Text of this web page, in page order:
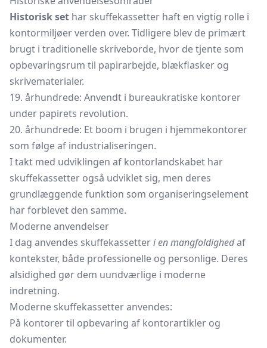
Historisk set har skuffekassetter haft en vigtig rolle i
kontormiljøer verden over. Tidligere blev de primært
brugt i traditionelle skriveborde, hvor de tjente som
opbevaringsrum til papirarbejde, blækflasker og
skrivematerialer.
19. århundrede: Anvendt i bureaukratiske kontorer
under papirets revolution.
20. århundrede: Et boom i brugen i hjemmekontorer
som følge af industrialiseringen.
I takt med udviklingen af kontorlandskabet har
skuffekassetter også udviklet sig, men deres
grundlæggende funktion som organiseringselement
har forblevet den samme.
Moderne anvendelser
I dag anvendes skuffekassetteri en mangfoldighedaf
kontekster, både professionelle og personlige. Deres
alsidighed gør dem uundværlige i moderne
indretning.
Moderne skuffekassetter anvendes:
På kontorer til opbevaring af kontorartikler og
dokumenter.